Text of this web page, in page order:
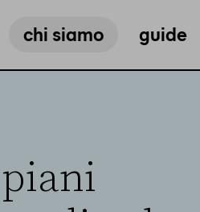
chi siamo guide